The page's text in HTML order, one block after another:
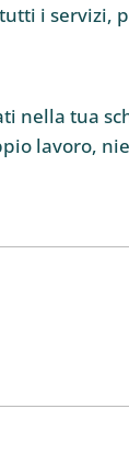
i servizi,
nella tua
lavoro,